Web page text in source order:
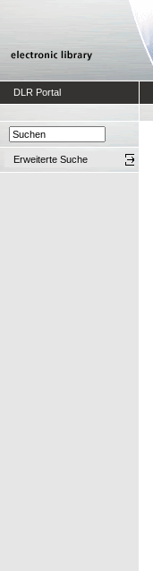
DLR Portal
Erweiterte Suche